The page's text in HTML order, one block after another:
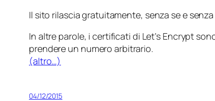
Il sito rilascia gratuitamente, senza se e
In altre parole, i certificati di Let’s Encrypt
prendere un numero arbitrario.
(altro…)
04/12/2015